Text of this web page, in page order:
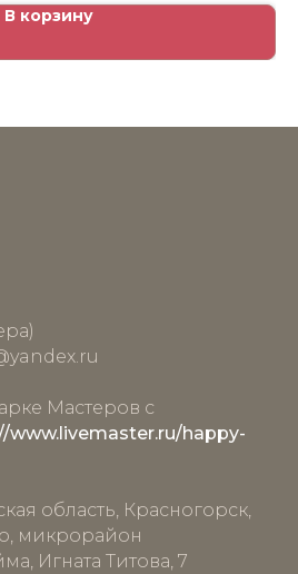
В корзину
Мастеров с
www.livemaster.ru/happy-
область, Красногорск,
микрорайон
Игната Титова, 7